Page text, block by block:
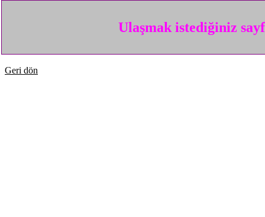
Ulaşmak istediğiniz
Geri dön